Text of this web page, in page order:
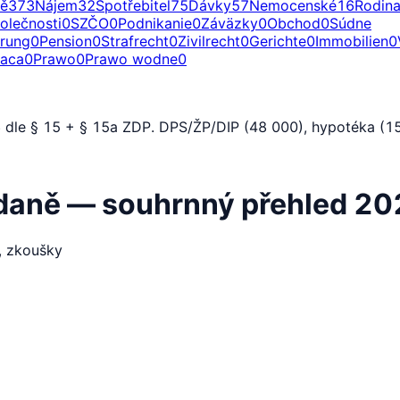
373Nájem32Spotřebitel75Dávky57Nemocenské16Rodina
0SZČO0Podnikanie0Záväzky0Obchod0Súdne
0Pension0Strafrecht0Zivilrecht0Gerichte0Immobilien0
0Prawo0Prawo wodne0
§ 15 + § 15a ZDP. DPS/ŽP/DIP (48 000), hypotéka
— souhrnný přehled
zkoušky